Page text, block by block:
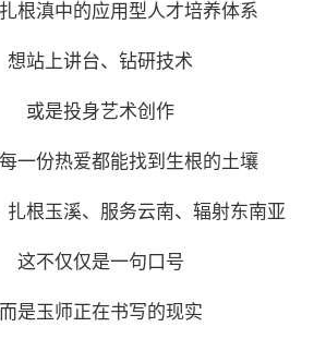
根滇中的应用型人才培养体系
想站上讲台、钻研技术
或是投身艺术创作
一份热爱都能找到生根的土壤
扎根玉溪、服务云南、辐射东南亚
这不仅仅是一句口号
而是玉师正在书写的现实